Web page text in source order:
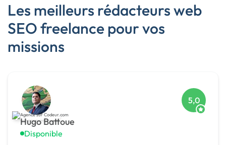
Les meilleurs rédacteurs web
SEO freelance pour vos
missions
Hugo Battoue
Disponible
5,0